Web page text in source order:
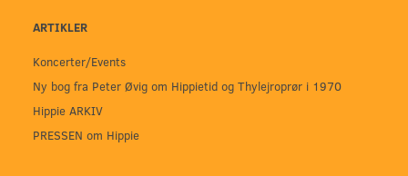
ARTIKLER
Koncerter/Events
Ny bog fra Peter Øvig om Hippietid og Thylejroprør i 1970
Hippie ARKIV
PRESSEN om Hippie